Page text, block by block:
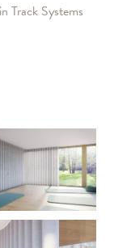
Track Systems